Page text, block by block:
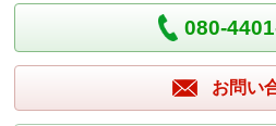
080-
お問い